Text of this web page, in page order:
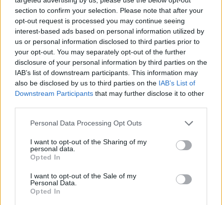
section to confirm your selection. Please note that after your
opt-out request is processed you may continue seeing
interest-based ads based on personal information utilized by
us or personal information disclosed to third parties prior to
your opt-out. You may separately opt-out of the further
disclosure of your personal information by third parties on the
IAB’s list of downstream participants. This information may
also be disclosed by us to third parties on the IAB’s List of
Downstream Participants that may further disclose it to other
Personal Data Processing Opt Outs
I want to opt-out of the Sharing of my
personal data.
Opted In
I want to opt-out of the Sale of my
Personal Data.
Opted In
Η Μάχη της Κάλπης
(24.05.26 Μέρος Α)
Χωρίς Περιστροφές 21.05.26
(ΕΔΕΚ, ΔΗΠΑ, ΟΙΚΟΛΟΓΟΙ και
VOLT)